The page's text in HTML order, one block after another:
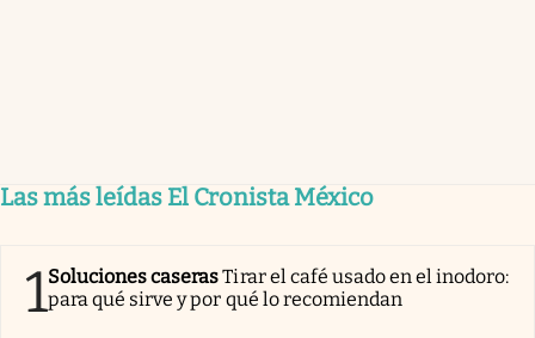
Las más leídas El Cronista México
1Soluciones caserasTirar el café usado en el inodoro:
para qué sirve y por qué lo recomiendan